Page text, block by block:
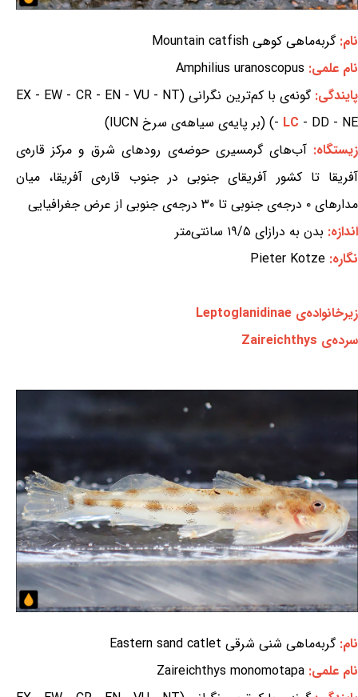
نام:گربه‌ماهی کوهی Mountain catfish
نام علمی: Amphilius uranoscopus
پایندگی:
گونه‌ی با کم‌ترین نگرانی (EX - EW - CR - EN - VU - NT
- LC - DD - NE) (بر پایه‌ی سیاهه‌ی سرخ IUCN)
زیستگاه:آب‌های گرمسیری حوضه‌ی رودهای شرق و مرکز قاره‌ی
آفریقا تا کشور آفریقای جنوبی در جنوب قاره‌ی آفریقا، میان
مدارهای ۰ درجه‌ی جنوبی تا ۳۰ درجه‌ی جنوبی از عرض جغرافیایی
اندازه: بدن به درازای ۱۹/۵ سانتی‌متر
نگاره: Pieter Kotze
زیرخانواده‌ی Leptoglanidinae
سرده‌ی Zaireichthys
نام:گربه‌ماهی شنی شرقی Eastern sand catlet
نام علمی: Zaireichthys monomotapa